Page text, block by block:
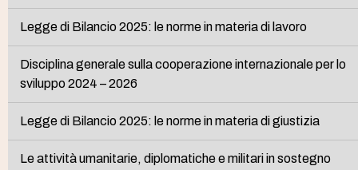
Legge di Bilancio 2025: le norme in materia di lavoro
Disciplina generale sulla cooperazione internazionale per lo
sviluppo 2024 – 2026
Legge di Bilancio 2025: le norme in materia di giustizia
Le attività umanitarie, diplomatiche e militari in sostegno